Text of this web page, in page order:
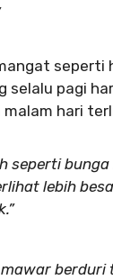
seperti
selalu pagi
hari
seperti
lebih
mawar